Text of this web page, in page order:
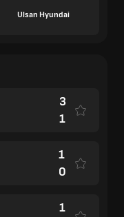
Ulsan Hyundai
3
1
1
0
1